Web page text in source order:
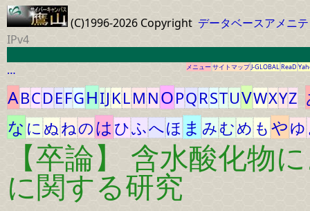
(C)1996-2026 Copyright データベースアメニ
IPv4
…
メニューサイトマップJ-GLOBALReaD
ABCDEFGHIJ KLM NOPQRSTUVWXYZ
な に ぬ ねのは ひふへほ ま みむめ も やゆ
【卒論】 含水酸化物
に関する研究